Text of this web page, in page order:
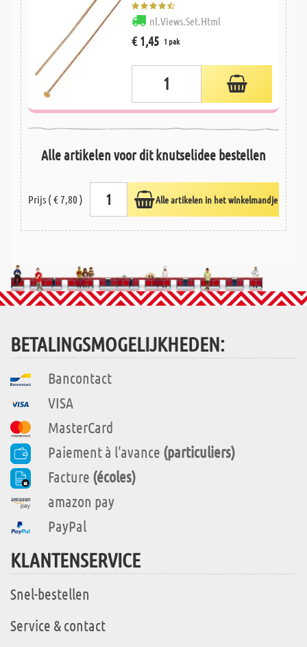
nl.Views.Set.Html
€ 1,45 1 pak
Alle artikelen voor dit knutselidee bestellen
Prijs ( € 7,80 ) Alle artikelen in het winkelmandje
BETALINGSMOGELIJKHEDEN:
Bancontact
VISA
MasterCard
Paiement à l'avance (particuliers)
Facture (écoles)
amazon pay
PayPal
KLANTENSERVICE
Snel-bestellen
Service & contact